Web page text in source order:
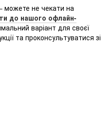
можете не чекати на
до нашого офлайн-
варіант для своєї
та проконсультуватися зі